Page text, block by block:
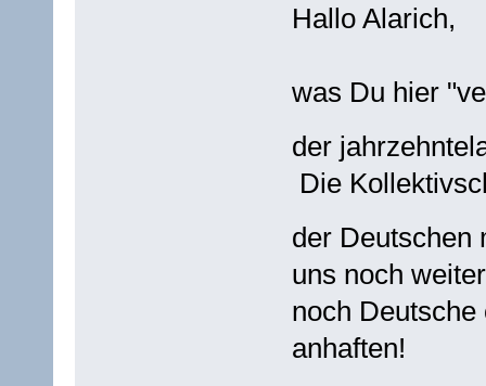
Hallo Alarich,
was Du hier
der
Die
der
uns noch
noch
anhaften!